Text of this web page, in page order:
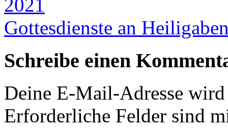
2021
Gottesdienste an
Schreibe einen
Deine E-Mail-Adresse
Erforderliche Felder sind